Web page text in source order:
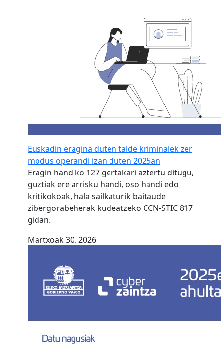
Euskadin eragina duten talde kriminalek zer
modus operandi izan duten 2025an
Eragin handiko 127 gertakari aztertu ditugu,
guztiak ere arrisku handi, oso handi edo
kritikokoak, hala sailkaturik baitaude
zibergorabeherak kudeatzeko CCN-STIC 817
gidan.
Martxoak 30, 2026